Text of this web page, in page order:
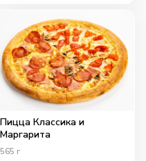
Пицца Классика и
Маргарита
565 г